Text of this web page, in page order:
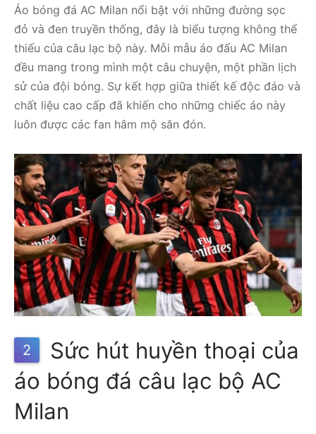
Áo bóng đá AC Milan nổi bật với những đường sọc
đỏ và đen truyền thống, đây là biểu tượng không thể
thiếu của câu lạc bộ này. Mỗi mẫu áo đấu AC Milan
đều mang trong mình một câu chuyện, một phần lịch
sử của đội bóng. Sự kết hợp giữa thiết kế độc đáo và
chất liệu cao cấp đã khiến cho những chiếc áo này
luôn được các fan hâm mộ săn đón.
2
Sức hút huyền thoại của
áo bóng đá câu lạc bộ AC
Milan